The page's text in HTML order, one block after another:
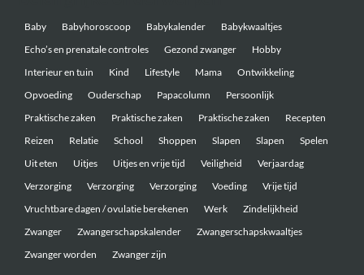
Baby Babyhoroscoop Babykalender
Babykwaaltjes
Echo’s en prenatale controles
Gezond zwanger
Hobby
Interieur en tuin
Kind Lifestyle Mama
Ontwikkeling
Opvoeding
Ouderschap Papacolumn
Persoonlijk
Praktische zaken
Praktische zaken Praktische zaken
Recepten
Reizen
Relatie School Shoppen Slapen Slapen
Spelen
Uit eten
Uitjes Uitjes en vrije tijd Veiligheid
Verjaardag
Verzorging
Verzorging Verzorging Voeding
Vrije tijd
Vruchtbare dagen / ovulatie berekenen
Werk
Zindelijkheid
Zwanger
Zwangerschapskalender
Zwangerschapskwaaltjes
Zwanger worden
Zwanger zijn